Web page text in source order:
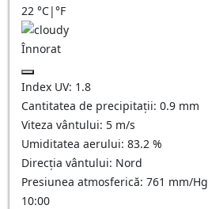
22 °C|°F
Înnorat
Index UV: 1.8
Cantitatea de precipitații: 0.9 mm
Viteza vântului: 5 m/s
Umiditatea aerului: 83.2 %
Direcția vântului: Nord
Presiunea atmosferică: 761 mm/Hg
10:00